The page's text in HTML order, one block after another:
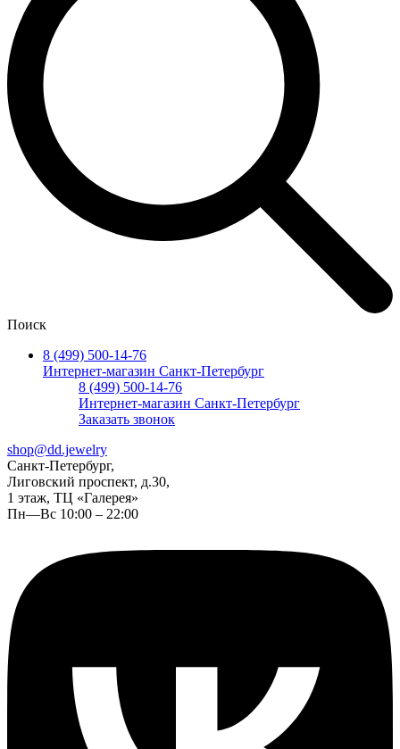
Поиск
8 (499) 500-14-76
Интернет-магазин Санкт-Петербург
8 (499) 500-14-76
Интернет-магазин Санкт-Петербург
Заказать звонок
shop@dd.jewelry
Санкт-Петербург,
Лиговский проспект, д.30,
1 этаж, ТЦ «Галерея»
Пн—Вс 10:00 – 22:00